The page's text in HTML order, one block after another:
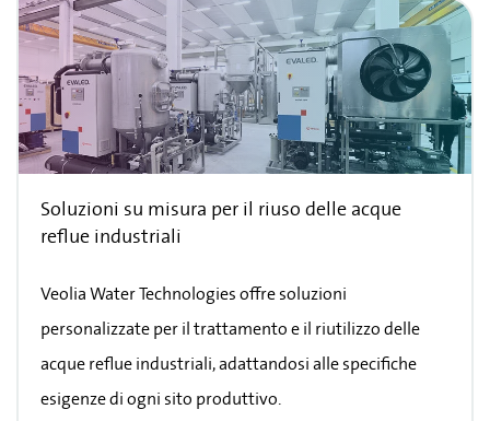
Soluzioni su misura per il riuso delle acque
reflue industriali
Veolia Water Technologies offre soluzioni
personalizzate per il trattamento e il riutilizzo delle
acque reflue industriali, adattandosi alle specifiche
esigenze di ogni sito produttivo.